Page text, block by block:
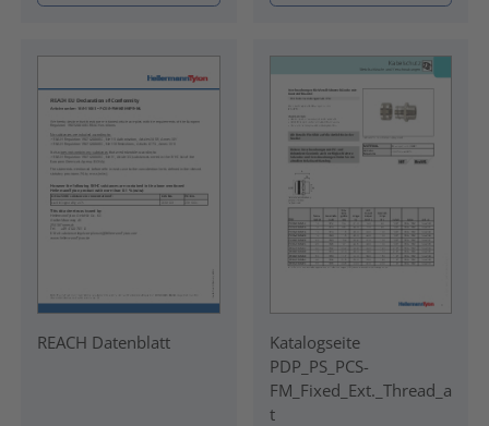
REACH Datenblatt
Katalogseite
PDP_PS_PCS-
FM_Fixed_Ext._Thread_a
t